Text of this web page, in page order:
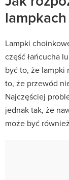
Lampki
część łańcucha
być to, że lampki
to, że przewód
Najczęściej
jednak tak, że
może być